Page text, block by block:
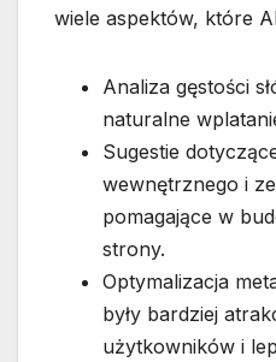
wiele aspektów, które
Analiza gęstości
naturalne
Sugestie
wewnętrznego i
pomagające w
strony.
Optymalizacja
były bardziej
użytkowników i